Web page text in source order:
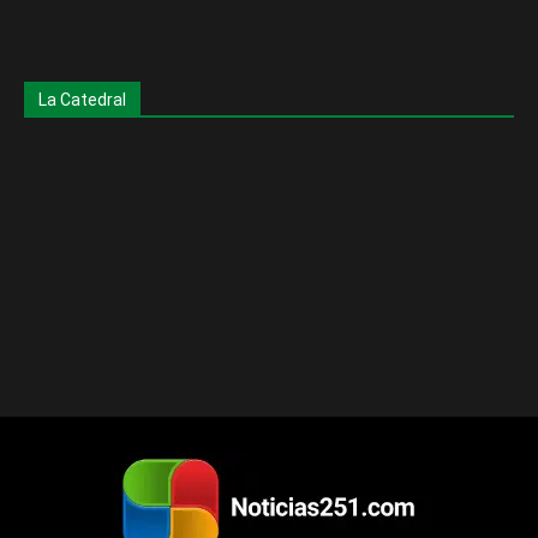
La Catedral